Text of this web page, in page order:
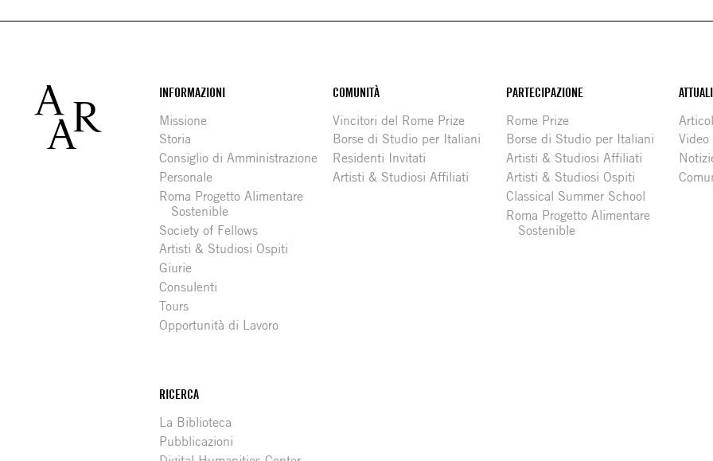
Footer
INFORMAZIONI
Missione
Storia
Consiglio di Amministrazione
Personale
Roma Progetto Alimentare
Sostenible
Society of Fellows
Artisti & Studiosi Ospiti
Giurie
Consulenti
Tours
Opportunità di Lavoro
COMUNITÀ
Vincitori del Rome Prize
Borse di Studio per Italiani
Residenti Invitati
Artisti & Studiosi Affiliati
PARTECIPAZIONE
Rome Prize
Borse di Studio per Italiani
Artisti & Studiosi Affiliati
Artisti & Studiosi Ospiti
Classical Summer School
Roma Progetto Alimentare
Sostenible
Video
RICERCA
La Biblioteca
Pubblicazioni